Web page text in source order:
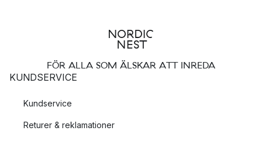
FÖR ALLA SOM ÄLSKAR ATT INREDA
KUNDSERVICE
Kundservice
Returer & reklamationer